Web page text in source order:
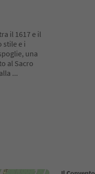
il 1617 e il
stile e i
una
al Sacro
...